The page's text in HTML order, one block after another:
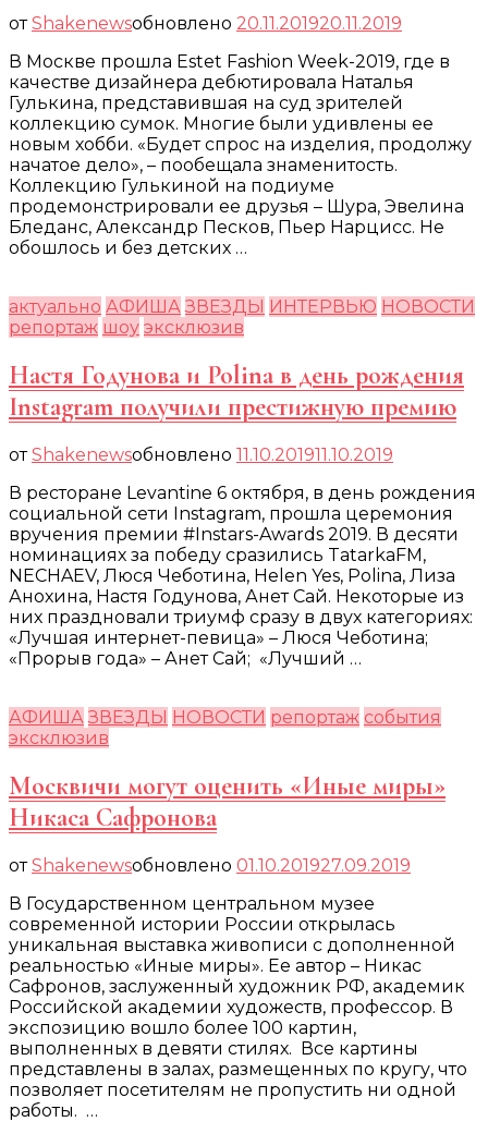
отShakenewsобновлено 20.11.201920.11.2019
В Москве прошла Estet Fashion Week-2019, где в
качестве дизайнера дебютировала Наталья
Гулькина, представившая на суд зрителей
коллекцию сумок. Многие были удивлены ее
новым хобби. «Будет спрос на изделия, продолжу
начатое дело», – пообещала знаменитость.
Коллекцию Гулькиной на подиуме
продемонстрировали ее друзья – Шура, Эвелина
Бледанс, Александр Песков, Пьер Нарцисс. Не
обошлось и без детских …
актуально АФИША ЗВЕЗДЫ ИНТЕРВЬЮ НОВОСТИ
репортаж шоу эксклюзив
Настя Годунова и Polina в день рождения
Instagram получили престижную премию
отShakenewsобновлено 11.10.201911.10.2019
В ресторане Levantine 6 октября, в день рождения
социальной сети Instagram, прошла церемония
вручения премии #Instars-Awards 2019. В десяти
номинациях за победу сразились TatarkaFM,
NECHAEV, Люся Чеботина, Helen Yes, Polina, Лиза
Анохина, Настя Годунова, Анет Сай. Некоторые из
них праздновали триумф сразу в двух категориях:
«Лучшая интернет-певица» – Люся Чеботина;
«Прорыв года» – Анет Сай; «Лучший …
АФИША ЗВЕЗДЫ НОВОСТИ репортаж события
эксклюзив
Москвичи могут оценить «Иные миры»
Никаса Сафронова
отShakenewsобновлено 01.10.201927.09.2019
В Государственном центральном музее
современной истории России открылась
уникальная выставка живописи с дополненной
реальностью «Иные миры». Ее автор – Никас
Сафронов, заслуженный художник РФ, академик
Российской академии художеств, профессор. В
экспозицию вошло более 100 картин,
выполненных в девяти стилях. Все картины
представлены в залах, размещенных по кругу, что
позволяет посетителям не пропустить ни одной
работы. …